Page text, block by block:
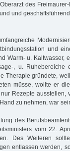
des
und
und
Warm- u. Kaltwasser,
, u. Ruhebereiche
Therapie gründete,
müsse, wollte er
Rezepte ausstellen,
zu nehmen, war
des
vom 22.
Des Weiteren
entlassen werden,